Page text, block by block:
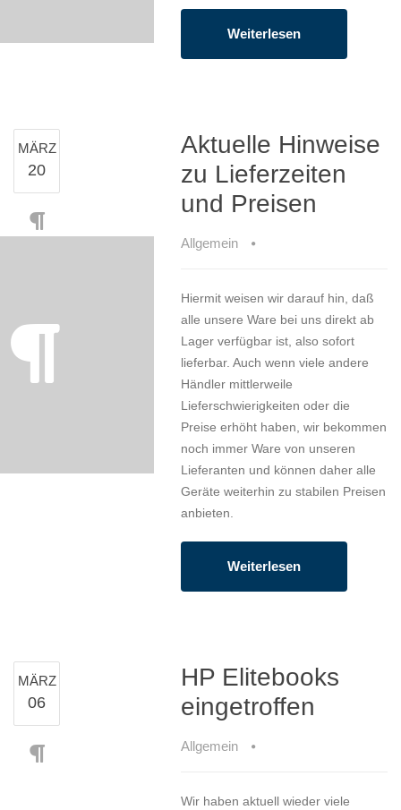
Weiterlesen
MÄRZ
20
Aktuelle Hinweise
zu Lieferzeiten
und Preisen
Allgemein
Hiermit weisen wir darauf hin, daß
alle unsere Ware bei uns direkt ab
Lager verfügbar ist, also sofort
lieferbar. Auch wenn viele andere
Händler mittlerweile
Lieferschwierigkeiten oder die
Preise erhöht haben, wir bekommen
noch immer Ware von unseren
Lieferanten und können daher alle
Geräte weiterhin zu stabilen Preisen
anbieten.
Weiterlesen
MÄRZ
06
HP Elitebooks
eingetroffen
Allgemein
Wir haben aktuell wieder viele